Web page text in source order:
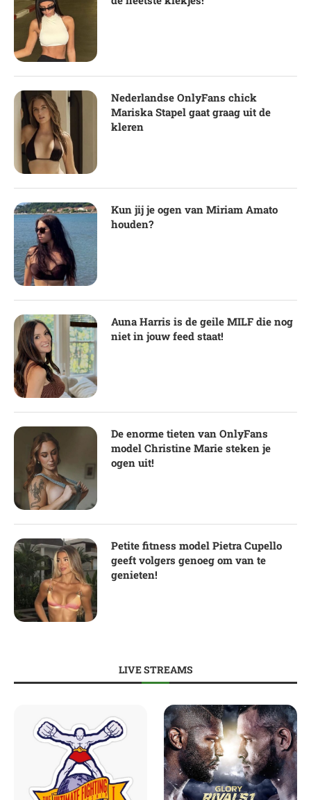
Nederlandse OnlyFans chick
Mariska Stapel gaat graag uit de
kleren
Kun jij je ogen van Miriam Amato
houden?
Auna Harris is de geile MILF die nog
niet in jouw feed staat!
De enorme tieten van OnlyFans
model Christine Marie steken je
ogen uit!
Petite fitness model Pietra Cupello
geeft volgers genoeg om van te
genieten!
LIVE STREAMS